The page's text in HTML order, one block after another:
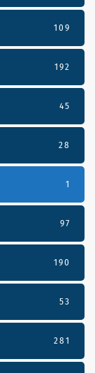
109
192
45
28
1
97
190
53
281